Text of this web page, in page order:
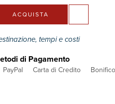
ACQUISTA
tempi e costi
di Pagamento
PayPal Carta di Credito